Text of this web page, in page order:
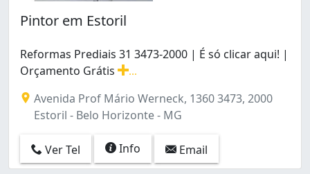
Pintor em Estoril
Reformas Prediais 31 3473-2000 | É só clicar aqui! |
Orçamento Grátis
Avenida Prof Mário Werneck, 1360 3473, 2000
Estoril - Belo Horizonte - MG
Ver Tel Info Email